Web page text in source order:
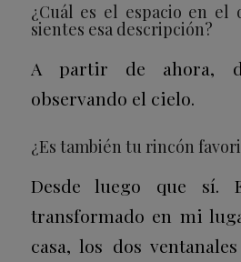
¿Cuál es el espacio en el
sientes esa descripción?
A partir de ahora,
observando el cielo.
¿Es también tu rincón
Desde luego que sí.
transformado en mi
casa, los dos